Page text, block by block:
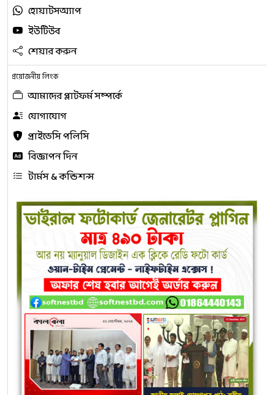
হোয়াটসঅ্যাপ
ইউটিউব
শেয়ার করুন
প্রয়োজনীয় লিংক
আমাদের প্লাটফর্ম সম্পর্কে
যোগাযোগ
প্রাইভেসি পলিসি
বিজ্ঞাপন দিন
টার্মস & কন্ডিশন্স